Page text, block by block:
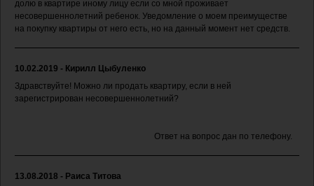
долю в квартире иному лицу если со мной проживает
несовершеннолетний ребенок. Уведомление о моем преимуществе
на покупку квартиры от него есть, но на данный момент нет средств.
10.02.2019 - Кирилл Цыбуленко
Здравствуйте! Можно ли продать квартиру, если в ней
зарегистрирован несовершеннолетний?
Ответ на вопрос дан по телефону.
13.08.2018 - Раиса Титова